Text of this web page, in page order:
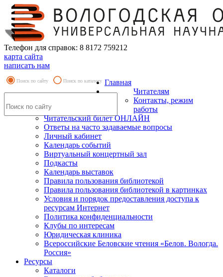
Телефон для справок: 8 8172 759212
карта сайта
написать нам
Поиск по сайту Поиск по каталогу Главная
Читателям
Контакты, режим
работы
Читательский билет ОНЛАЙН
Ответы на часто задаваемые вопросы
Личный кабинет
Календарь событий
Виртуальный концертный зал
Подкасты
Календарь выставок
Правила пользования библиотекой
Правила пользования библиотекой в картинках
Условия и порядок предоставления доступа к
ресурсам Интернет
Политика конфиденциальности
Клубы по интересам
Юридическая клиника
Всероссийские Беловские чтения «Белов. Вологда.
Россия»
Ресурсы
Каталоги